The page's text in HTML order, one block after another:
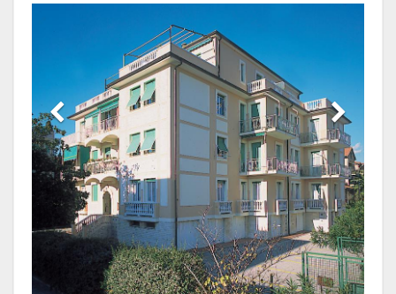
Previous Next